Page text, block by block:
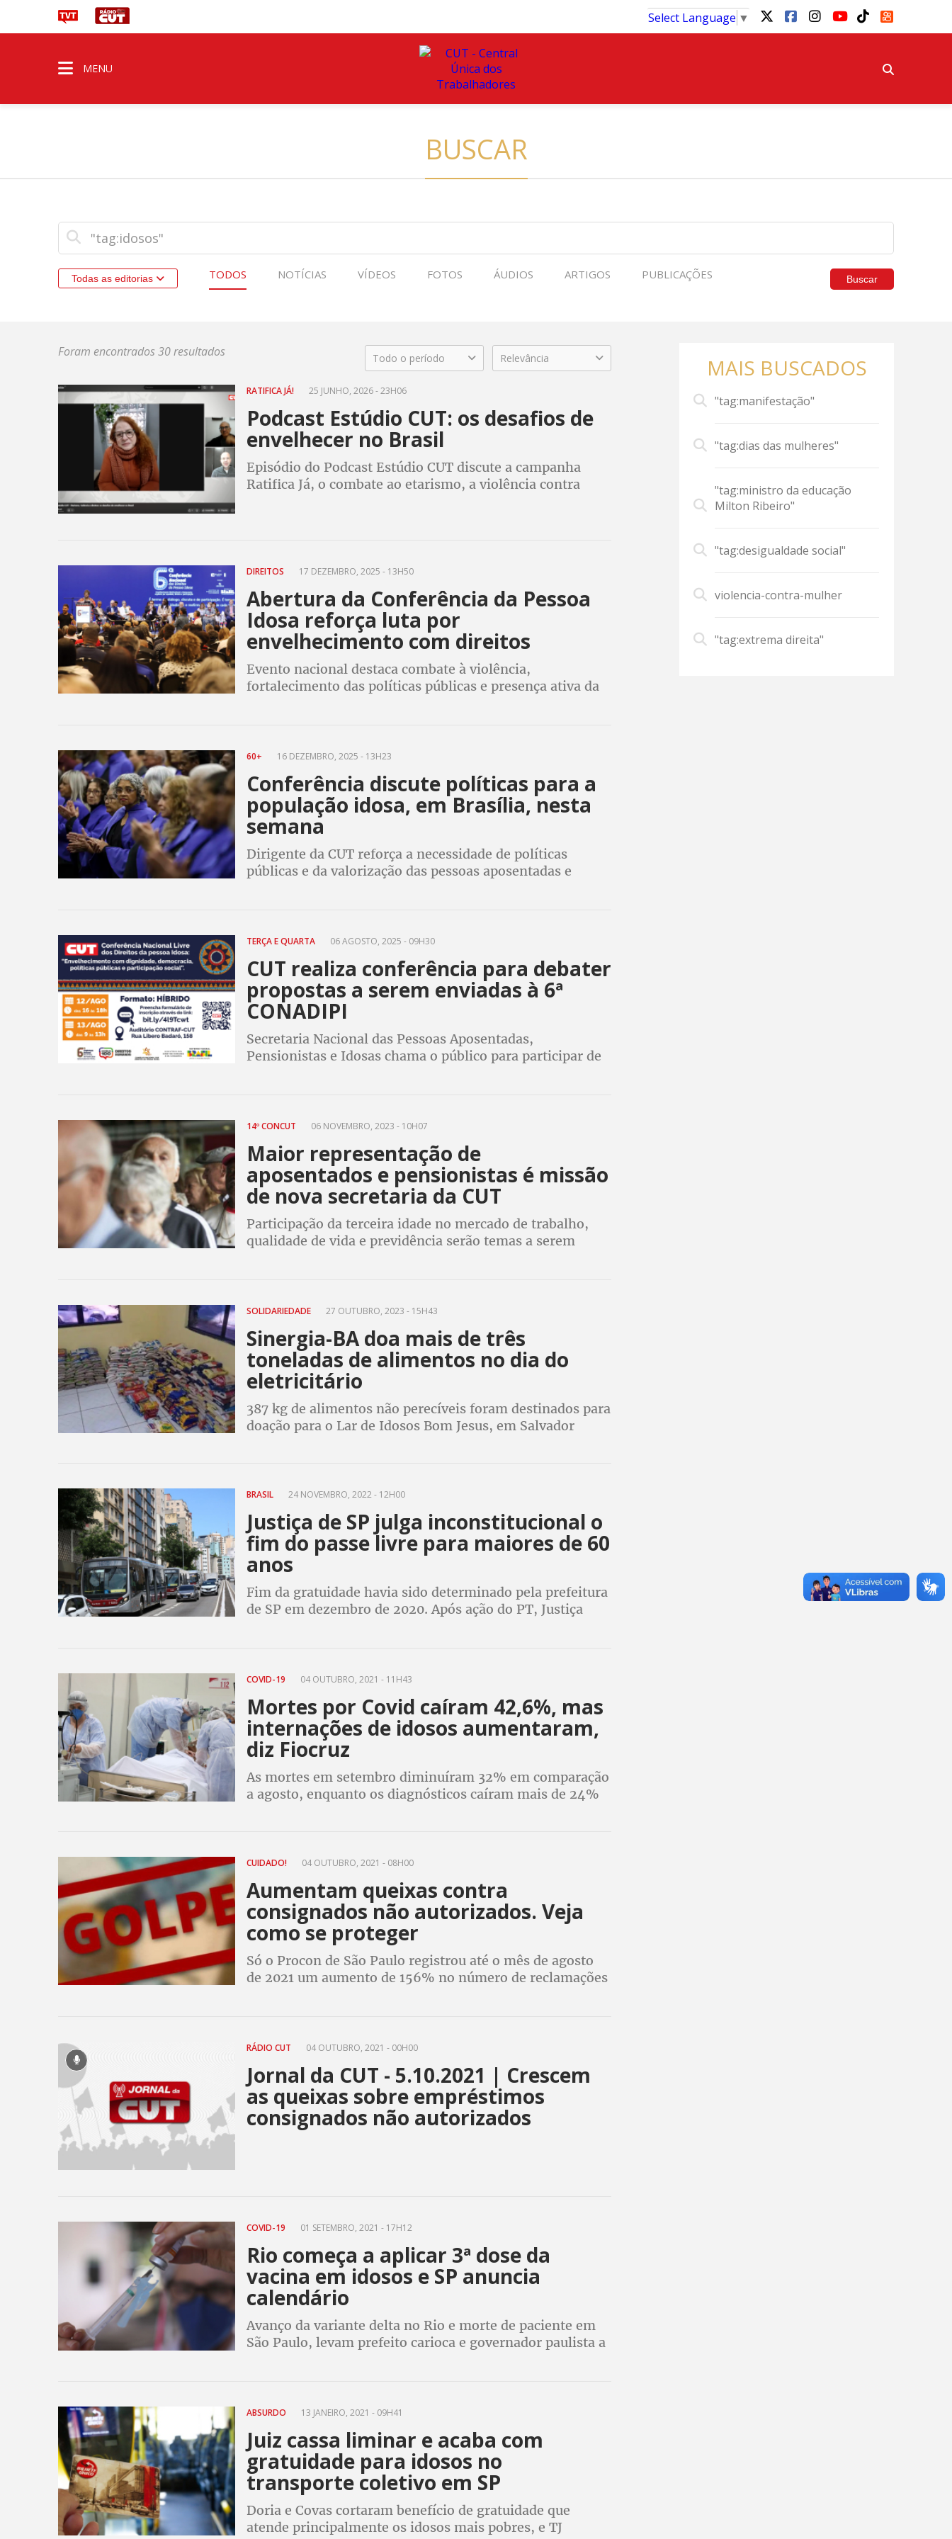
Select Language ▼
MENU
BUSCAR
Todas as editorias TODOS NOTÍCIAS VÍDEOS FOTOS ÁUDIOS ARTIGOS PUBLICAÇÕES Buscar
Foram encontrados 30 resultados Todo o período Relevância
RATIFICA JÁ! 25 JUNHO, 2026 - 23H06
Podcast Estúdio CUT: os desafios de
envelhecer no Brasil
Episódio do Podcast Estúdio CUT discute a campanha
Ratifica Já, o combate ao etarismo, a violência contra
DIREITOS 17 DEZEMBRO, 2025 - 13H50
Abertura da Conferência da Pessoa
Idosa reforça luta por
envelhecimento com direitos
Evento nacional destaca combate à violência,
fortalecimento das políticas públicas e presença ativa da
60+ 16 DEZEMBRO, 2025 - 13H23
Conferência discute políticas para a
população idosa, em Brasília, nesta
semana
Dirigente da CUT reforça a necessidade de políticas
públicas e da valorização das pessoas aposentadas e
TERÇA E QUARTA 06 AGOSTO, 2025 - 09H30
CUT realiza conferência para debater
propostas a serem enviadas à 6ª
CONADIPI
Secretaria Nacional das Pessoas Aposentadas,
Pensionistas e Idosas chama o público para participar de
14º CONCUT 06 NOVEMBRO, 2023 - 10H07
Maior representação de
aposentados e pensionistas é missão
de nova secretaria da CUT
Participação da terceira idade no mercado de trabalho,
qualidade de vida e previdência serão temas a serem
SOLIDARIEDADE 27 OUTUBRO, 2023 - 15H43
Sinergia-BA doa mais de três
toneladas de alimentos no dia do
eletricitário
387 kg de alimentos não perecíveis foram destinados para
doação para o Lar de Idosos Bom Jesus, em Salvador
BRASIL 24 NOVEMBRO, 2022 - 12H00
Justiça de SP julga inconstitucional o
fim do passe livre para maiores de 60
anos
Fim da gratuidade havia sido determinado pela prefeitura
de SP em dezembro de 2020. Após ação do PT, Justiça
COVID-19 04 OUTUBRO, 2021 - 11H43
Mortes por Covid caíram 42,6%, mas
internações de idosos aumentaram,
diz Fiocruz
As mortes em setembro diminuíram 32% em comparação
a agosto, enquanto os diagnósticos caíram mais de 24%
CUIDADO! 04 OUTUBRO, 2021 - 08H00
Aumentam queixas contra
consignados não autorizados. Veja
como se proteger
Só o Procon de São Paulo registrou até o mês de agosto
de 2021 um aumento de 156% no número de reclamações
RÁDIO CUT 04 OUTUBRO, 2021 - 00H00
Jornal da CUT - 5.10.2021 | Crescem
as queixas sobre empréstimos
consignados não autorizados
COVID-19 01 SETEMBRO, 2021 - 17H12
Rio começa a aplicar 3ª dose da
vacina em idosos e SP anuncia
calendário
Avanço da variante delta no Rio e morte de paciente em
São Paulo, levam prefeito carioca e governador paulista a
ABSURDO 13 JANEIRO, 2021 - 09H41
Juiz cassa liminar e acaba com
gratuidade para idosos no
transporte coletivo em SP
Doria e Covas cortaram benefício de gratuidade que
atende principalmente os idosos mais pobres, e TJ
MAIS BUSCADOS
"tag:manifestação"
"tag:dias das mulheres"
"tag:ministro da educação
Milton Ribeiro"
"tag:desigualdade social"
violencia-contra-mulher
"tag:extrema direita"